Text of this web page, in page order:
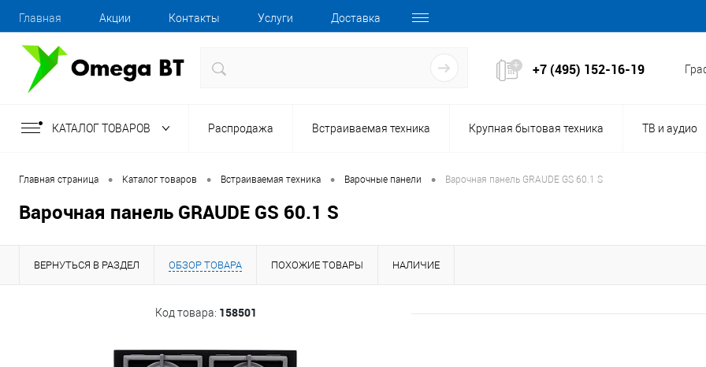
Главная Акции Контакты Услуги Доставка
+7 (495) 152-16-19
КАТАЛОГ ТОВАРОВ Распродажа Встраиваемая техника Крупная бытовая техника ТВ и аудио
Главная страница • Каталог товаров • Встраиваемая техника • Варочные панели • Варочная панель GRAUDE GS 60.1 S
Варочная панель GRAUDE GS 60.1 S
ВЕРНУТЬСЯ В РАЗДЕЛ ОБЗОР ТОВАРА ПОХОЖИЕ ТОВАРЫ НАЛИЧИЕ
Код товара: 158501 Код товара:158501